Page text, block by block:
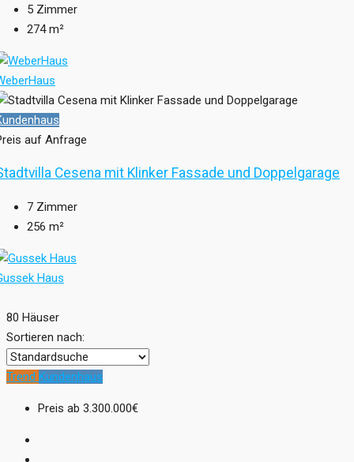
5 Zimmer
274 m²
auf Anfrage
Cesena mit Klinker Fassade und Doppelgarage
7 Zimmer
256 m²
Haus
80 Häuser
Sortieren nach:
Trend Kundenhaus
Preis ab 3.300.000€